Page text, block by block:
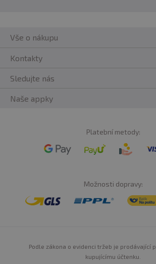
Vše o nákupu
Kontakty
Sledujte nás
Naše appky
Platební metody:
Možnosti dopravy:
Podle zákona o evidenci tržeb je prodávající
kupujícímu účtenku.